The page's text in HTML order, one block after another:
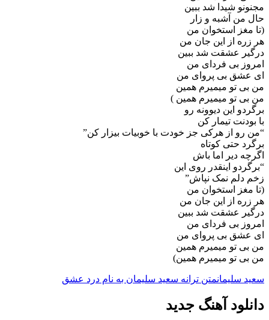
مجنونو شیدا شد ببین
حال من آشبه و زار
(تا مغز استخوان من
هر زره از این جان من
درگیر عشقت شد ببین
امروز بی فردای من
ای عشق بی پروای من
من بی تو میمیرم همین
من بی تو میمیرم همین )
برگردو این دیوونه رو
با بودنت تیمار کن
“من رو از هرکی جز خودت با خوبیات بیزار کن”
برگرد حتی کوتاه
اگرچه دیر اما باش
“برگردو اینقدر روی این
زخم دلم نمک نپاش”
(تا مغز استخوان من
هر زره از این جان من
درگیر عشقت شد ببین
امروز بی فردای من
ای عشق بی پروای من
من بی تو میمیرم همین
من بی تو میمیرم همین)
سعید سلیمانمتن ترانه سعید سلیمان به نام درد عشق
دانلود آهنگ جدید